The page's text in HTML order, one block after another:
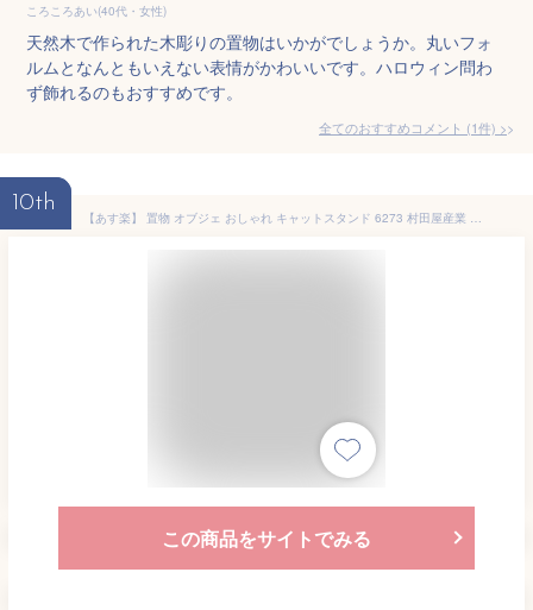
ころころあい(40代・女性)
天然木で作られた木彫りの置物はいかがでしょうか。丸いフォ
ルムとなんともいえない表情がかわいいです。ハロウィン問わ
ず飾れるのもおすすめです。
全てのおすすめコメント (1件) >
10th
【あす楽】 置物 オブジェ おしゃれ キャットスタンド 6273 村田屋産業 猫 ねこ ネコ 黒猫 動物 アニマル アイアン 鉄 インテリア ディスプレイ オーナメント アンティーク オブジェ アクセサリー かわいい ギフト プレゼント ハロウィン ハロウィーン halloween イベント
この商品をサイトでみる